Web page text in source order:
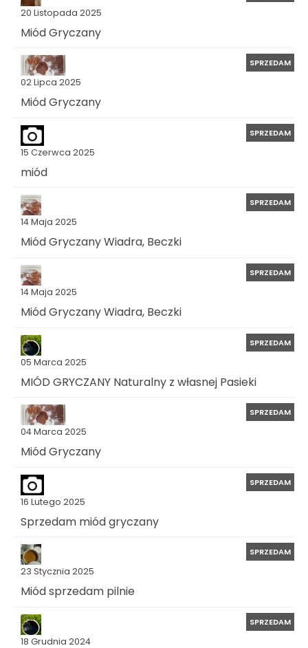
20 Listopada 2025
Miód Gryczany
02 Lipca 2025
SPRZEDAM
Miód Gryczany
15 Czerwca 2025
SPRZEDAM
miód
14 Maja 2025
SPRZEDAM
Miód Gryczany Wiadra, Beczki
14 Maja 2025
SPRZEDAM
Miód Gryczany Wiadra, Beczki
05 Marca 2025
SPRZEDAM
MIÓD GRYCZANY Naturalny z własnej Pasieki
04 Marca 2025
SPRZEDAM
Miód Gryczany
16 Lutego 2025
SPRZEDAM
Sprzedam miód gryczany
23 Stycznia 2025
SPRZEDAM
Miód sprzedam pilnie
18 Grudnia 2024
SPRZEDAM